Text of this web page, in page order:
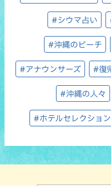
#シウマ占い
#沖縄のビーチ
#アナウンサーズ #復
#沖縄の人々
#ホテルセレクショ